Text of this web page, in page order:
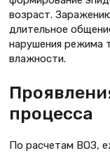
возраст.
длительное
нарушения режима
влажности.
процесса
По расчетам ВОЗ,